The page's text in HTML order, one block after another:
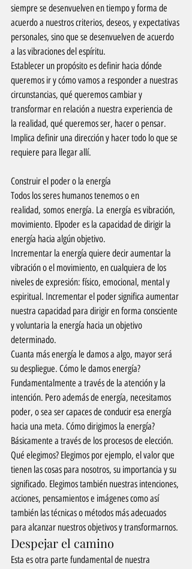
siempre se desenvuelven en tiempo y forma de
acuerdo a nuestros criterios, deseos, y expectativas
personales, sino que se desenvuelven de acuerdo
a las vibraciones del espíritu.
Establecer un propósito es definir hacia dónde
queremos ir y cómo vamos a responder a nuestras
circunstancias, qué queremos cambiar y
transformar en relación a nuestra experiencia de
la realidad, qué queremos ser, hacer o pensar.
Implica definir una dirección y hacer todo lo que se
requiere para llegar allí.
Construir el poder o la energía
Todos los seres humanos tenemos o en
realidad, somos energía. La energía es vibración,
movimiento. Elpoder es la capacidad de dirigir la
energía hacia algún objetivo.
Incrementar la energía quiere decir aumentar la
vibración o el movimiento, en cualquiera de los
niveles de expresión: físico, emocional, mental y
espiritual. Incrementar el poder significa aumentar
nuestra capacidad para dirigir en forma consciente
y voluntaria la energía hacia un objetivo
determinado.
Cuanta más energía le damos a algo, mayor será
su despliegue. Cómo le damos energía?
Fundamentalmente a través de la atención y la
intención. Pero además de energía, necesitamos
poder, o sea ser capaces de conducir esa energía
hacia una meta. Cómo dirigimos la energía?
Básicamente a través de los procesos de elección.
Qué elegimos? Elegimos por ejemplo, el valor que
tienen las cosas para nosotros, su importancia y su
significado. Elegimos también nuestras intenciones,
acciones, pensamientos e imágenes como así
también las técnicas o métodos más adecuados
para alcanzar nuestros objetivos y transformarnos.
Despejar el camino
Esta es otra parte fundamental de nuestra